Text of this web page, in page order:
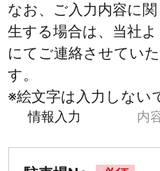
なお、ご入力内容に
生する場合は、当社
にてご連絡させてい
す。
※絵文字は入力しない
情報入力 内